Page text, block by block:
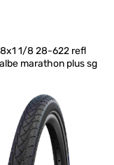
1/8 28-622 refl
marathon plus sg